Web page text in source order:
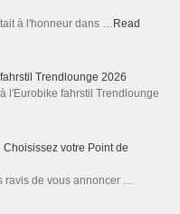
à l'honneur dans … Read
Trendlounge 2026
l'Eurobike fahrstil Trendlounge
votre Point de
ravis de vous annoncer …